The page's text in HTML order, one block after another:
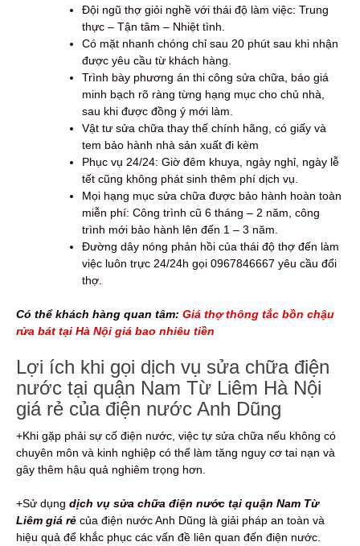
Đội ngũ thợ giỏi nghề với thái độ làm việc: Trung
thực – Tận tâm – Nhiệt tình.
Có mặt nhanh chóng chỉ sau 20 phút sau khi nhận
được yêu cầu từ khách hàng.
Trình bày phương án thi công sửa chữa, báo giá
minh bạch rõ ràng từng hạng mục cho chủ nhà,
sau khi được đồng ý mới làm.
Vật tư sửa chữa thay thế chính hãng, có giấy và
tem bảo hành nhà sản xuất đi kèm
Phục vụ 24/24: Giờ đêm khuya, ngày nghỉ, ngày lễ
tết cũng không phát sinh thêm phí dịch vụ.
Mọi hạng mục sửa chữa được bảo hành hoàn toàn
miễn phí: Công trình cũ 6 tháng – 2 năm, công
trình mới bảo hành lên đến 1 – 3 năm.
Đường dây nóng phản hồi của thái độ thợ đến làm
việc luôn trực 24/24h gọi 0967846667 yêu cầu đổi
thợ.
Có thể khách hàng quan tâm: Giá thợ thông tắc bồn chậu
rửa bát tại Hà Nội giá bao nhiêu tiền
Lợi ích khi gọi dịch vụ sửa chữa điện
nước tại quận Nam Từ Liêm Hà Nội
giá rẻ của điện nước Anh Dũng
+Khi gặp phải sự cố điện nước, việc tự sửa chữa nếu không có
chuyên môn và kinh nghiệp có thể làm tăng nguy cơ tai nạn và
gây thêm hậu quả nghiêm trọng hơn.
+Sử dụng dịch vụ sửa chữa điện nước tại quận Nam Từ
Liêm giá rẻ của điện nước Anh Dũng là giải pháp an toàn và
hiệu quả để khắc phục các vấn đề liên quan đến điện nước.